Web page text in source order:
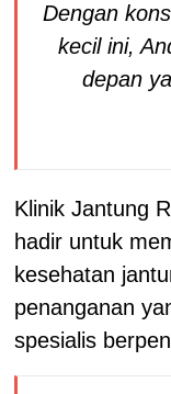
Dengan
kecil ini,
depan
Klinik Jantung
hadir untuk
kesehatan
penanganan
spesialis